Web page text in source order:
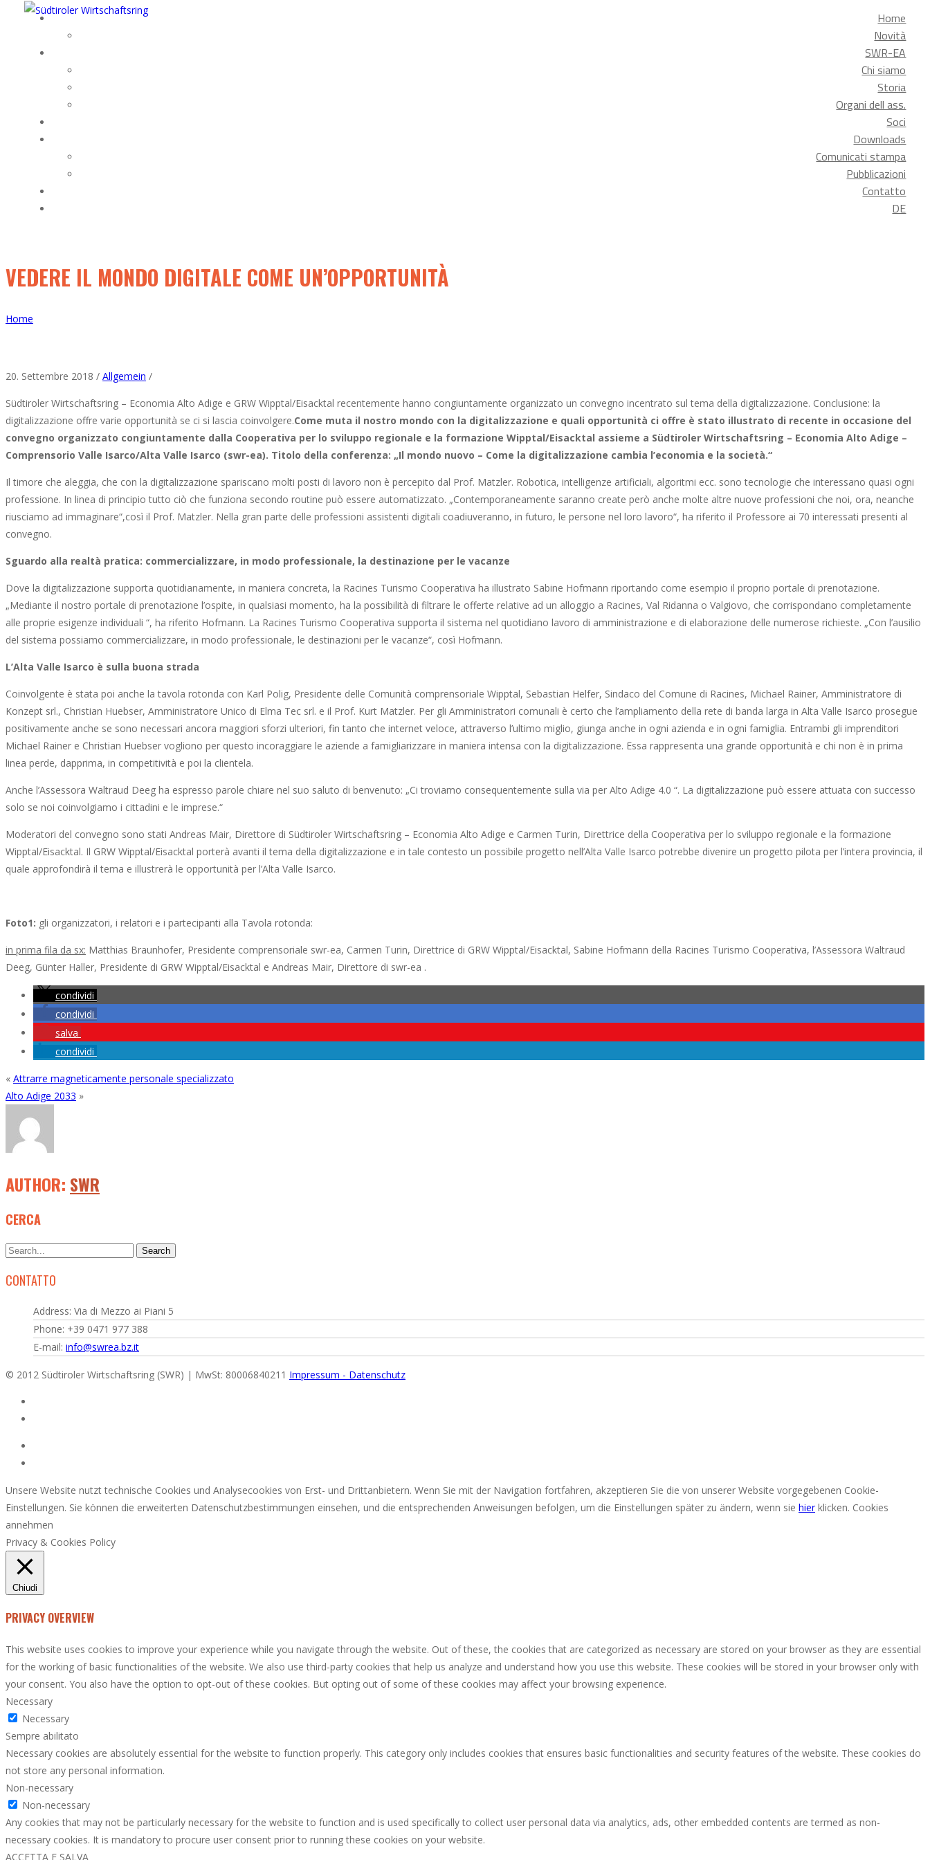
Home
Novità
SWR-EA
Chi siamo
Storia
Organi dell ass.
Soci
Downloads
Comunicati stampa
Pubblicazioni
Contatto
DE
VEDERE IL MONDO DIGITALE COME UN’OPPORTUNITÀ
Home
20. Settembre 2018 / Allgemein /
Südtiroler Wirtschaftsring – Economia Alto Adige e GRW Wipptal/Eisacktal recentemente hanno congiuntamente organizzato un convegno incentrato sul tema della digitalizzazione. Conclusione: la
digitalizzazione offre varie opportunità se ci si lascia coinvolgere.Come muta il nostro mondo con la digitalizzazione e quali opportunità ci offre è stato illustrato di recente in occasione del
convegno organizzato congiuntamente dalla Cooperativa per lo sviluppo regionale e la formazione Wipptal/Eisacktal assieme a Südtiroler Wirtschaftsring – Economia Alto Adige –
Comprensorio Valle Isarco/Alta Valle Isarco (swr-ea). Titolo della conferenza: „Il mondo nuovo – Come la digitalizzazione cambia l’economia e la società.“
Il timore che aleggia, che con la digitalizzazione spariscano molti posti di lavoro non è percepito dal Prof. Matzler. Robotica, intelligenze artificiali, algoritmi ecc. sono tecnologie che interessano quasi ogni
professione. In linea di principio tutto ciò che funziona secondo routine può essere automatizzato. „Contemporaneamente saranno create però anche molte altre nuove professioni che noi, ora, neanche
riusciamo ad immaginare“,così il Prof. Matzler. Nella gran parte delle professioni assistenti digitali coadiuveranno, in futuro, le persone nel loro lavoro“, ha riferito il Professore ai 70 interessati presenti al
convegno.
Sguardo alla realtà pratica: commercializzare, in modo professionale, la destinazione per le vacanze
Dove la digitalizzazione supporta quotidianamente, in maniera concreta, la Racines Turismo Cooperativa ha illustrato Sabine Hofmann riportando come esempio il proprio portale di prenotazione.
„Mediante il nostro portale di prenotazione l’ospite, in qualsiasi momento, ha la possibilità di filtrare le offerte relative ad un alloggio a Racines, Val Ridanna o Valgiovo, che corrispondano completamente
alle proprie esigenze individuali “, ha riferito Hofmann. La Racines Turismo Cooperativa supporta il sistema nel quotidiano lavoro di amministrazione e di elaborazione delle numerose richieste. „Con l’ausilio
del sistema possiamo commercializzare, in modo professionale, le destinazioni per le vacanze“, così Hofmann.
L’Alta Valle Isarco è sulla buona strada
Coinvolgente è stata poi anche la tavola rotonda con Karl Polig, Presidente delle Comunità comprensoriale Wipptal, Sebastian Helfer, Sindaco del Comune di Racines, Michael Rainer, Amministratore di
Konzept srl., Christian Huebser, Amministratore Unico di Elma Tec srl. e il Prof. Kurt Matzler. Per gli Amministratori comunali è certo che l’ampliamento della rete di banda larga in Alta Valle Isarco prosegue
positivamente anche se sono necessari ancora maggiori sforzi ulteriori, fin tanto che internet veloce, attraverso l’ultimo miglio, giunga anche in ogni azienda e in ogni famiglia. Entrambi gli imprenditori
Michael Rainer e Christian Huebser vogliono per questo incoraggiare le aziende a famigliarizzare in maniera intensa con la digitalizzazione. Essa rappresenta una grande opportunità e chi non è in prima
linea perde, dapprima, in competitività e poi la clientela.
Anche l’Assessora Waltraud Deeg ha espresso parole chiare nel suo saluto di benvenuto: „Ci troviamo consequentemente sulla via per Alto Adige 4.0 “. La digitalizzazione può essere attuata con successo
solo se noi coinvolgiamo i cittadini e le imprese.“
Moderatori del convegno sono stati Andreas Mair, Direttore di Südtiroler Wirtschaftsring – Economia Alto Adige e Carmen Turin, Direttrice della Cooperativa per lo sviluppo regionale e la formazione
Wipptal/Eisacktal. Il GRW Wipptal/Eisacktal porterà avanti il tema della digitalizzazione e in tale contesto un possibile progetto nell’Alta Valle Isarco potrebbe divenire un progetto pilota per l’intera provincia, il
quale approfondirà il tema e illustrerà le opportunità per l’Alta Valle Isarco.
Foto1: gli organizzatori, i relatori e i partecipanti alla Tavola rotonda:
in prima fila da sx: Matthias Braunhofer, Presidente comprensoriale swr-ea, Carmen Turin, Direttrice di GRW Wipptal/Eisacktal, Sabine Hofmann della Racines Turismo Cooperativa, l’Assessora Waltraud
Deeg, Günter Haller, Presidente di GRW Wipptal/Eisacktal e Andreas Mair, Direttore di swr-ea .
condividi
condividi
salva
condividi
« Attrarre magneticamente personale specializzato
Alto Adige 2033 »
AUTHOR: SWR
CERCA
CONTATTO
Address: Via di Mezzo ai Piani 5
Phone: +39 0471 977 388
E-mail: info@swrea.bz.it
© 2012 Südtiroler Wirtschaftsring (SWR) | MwSt: 80006840211 Impressum - Datenschutz
Unsere Website nutzt technische Cookies und Analysecookies von Erst- und Drittanbietern. Wenn Sie mit der Navigation fortfahren, akzeptieren Sie die von unserer Website vorgegebenen Cookie-
Einstellungen. Sie können die erweiterten Datenschutzbestimmungen einsehen, und die entsprechenden Anweisungen befolgen, um die Einstellungen später zu ändern, wenn sie hierklicken. Cookies
annehmen
Privacy & Cookies Policy
Chiudi
PRIVACY OVERVIEW
This website uses cookies to improve your experience while you navigate through the website. Out of these, the cookies that are categorized as necessary are stored on your browser as they are essential
for the working of basic functionalities of the website. We also use third-party cookies that help us analyze and understand how you use this website. These cookies will be stored in your browser only with
your consent. You also have the option to opt-out of these cookies. But opting out of some of these cookies may affect your browsing experience.
Necessary
Necessary
Sempre abilitato
Necessary cookies are absolutely essential for the website to function properly. This category only includes cookies that ensures basic functionalities and security features of the website. These cookies do
not store any personal information.
Non-necessary
Non-necessary
Any cookies that may not be particularly necessary for the website to function and is used specifically to collect user personal data via analytics, ads, other embedded contents are termed as non-
necessary cookies. It is mandatory to procure user consent prior to running these cookies on your website.
ACCETTA E SALVA